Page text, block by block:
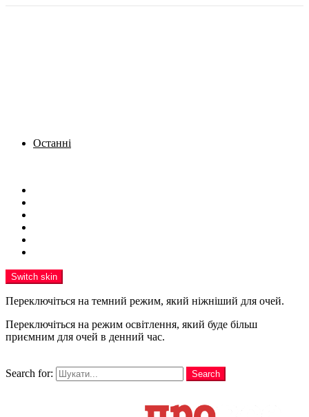
Останні
Switch skin
Переключіться на темний режим, який ніжніший для очей.
Переключіться на режим освітлення, який буде більш
приємним для очей в денний час.
Search for:
Search